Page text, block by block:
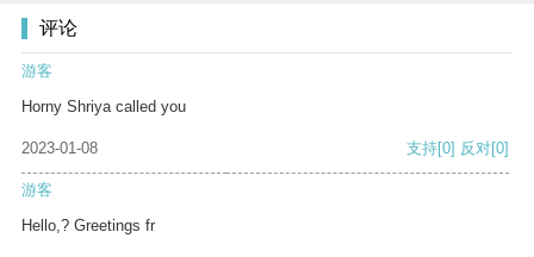
评论
游客
Horny Shriya called you
2023-01-08 支持[0] 反对[0]
游客
Hello,? Greetings fr